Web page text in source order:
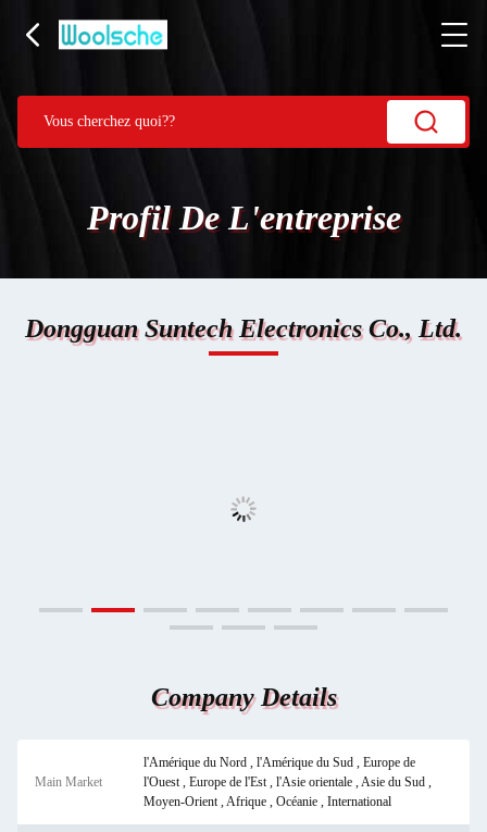
Profil De L'entreprise
Dongguan Suntech Electronics Co., Ltd.
Company Details
Main Market
l'Amérique du Nord , l'Amérique du Sud , Europe de
l'Ouest , Europe de l'Est , l'Asie orientale , Asie du Sud ,
Moyen-Orient , Afrique , Océanie , International